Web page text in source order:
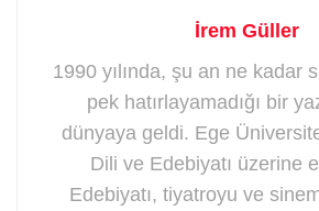
İrem Güller
1990 yılında, şu an ne kadar
pek hatırlayamadığı bir
dünyaya geldi. Ege
Dili ve Edebiyatı üzerine
Edebiyatı, tiyatroyu ve